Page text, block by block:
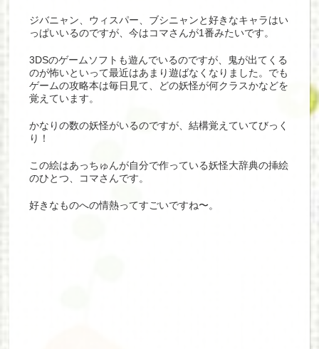
ジバニャン、ウィスパー、ブシニャンと好きなキャラはい
っぱいいるのですが、今はコマさんが1番みたいです。
3DSのゲームソフトも遊んでいるのですが、鬼が出てくる
のが怖いといって最近はあまり遊ばなくなりました。でも
ゲームの攻略本は毎日見て、どの妖怪が何クラスかなどを
覚えています。
かなりの数の妖怪がいるのですが、結構覚えていてびっく
り！
この絵はあっちゅんが自分で作っている妖怪大辞典の挿絵
のひとつ、コマさんです。
好きなものへの情熱ってすごいですね〜。